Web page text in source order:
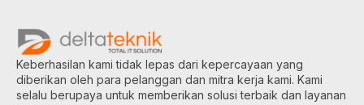
Keberhasilan kami tidak lepas dari kepercayaan yang
diberikan oleh para pelanggan dan mitra kerja kami. Kami
selalu berupaya untuk memberikan solusi terbaik dan layanan